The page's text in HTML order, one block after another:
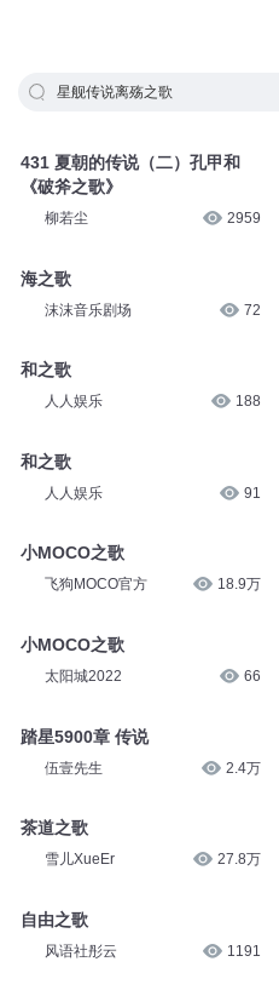
星舰传说离殇之歌
431 夏朝的传说（二）孔甲和
《破斧之歌》
柳若尘 2959
海之歌
沫沫音乐剧场 72
和之歌
人人娱乐 188
和之歌
人人娱乐 91
小MOCO之歌
飞狗MOCO官方 18.9万
小MOCO之歌
太阳城2022 66
踏星5900章 传说
伍壹先生 2.4万
茶道之歌
雪儿XueEr 27.8万
自由之歌
风语社彤云 1191